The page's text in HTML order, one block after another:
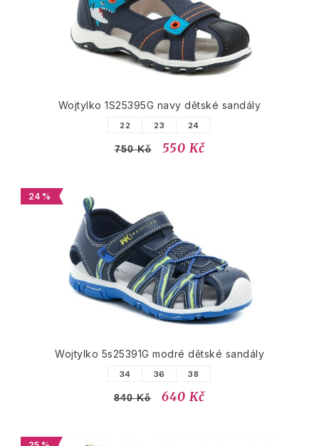
Wojtylko 1S25395G navy dětské sandály
22 23 24
750 Kč 550 Kč
24 %
Wojtylko 5s25391G modré dětské sandály
34 36 38
840 Kč 640 Kč